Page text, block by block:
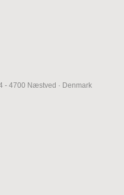
- 4700 Næstved · Denmark